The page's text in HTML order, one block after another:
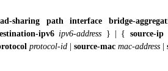
sharing path interface bridge-
ipv6 ipv6-address } | { source-ip
protocol-id | source-mac mac-address |